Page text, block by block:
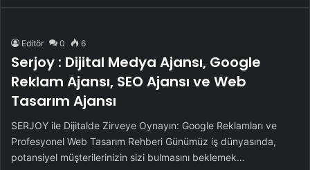
Editör 0 6
Serjoy : Dijital Medya Ajansı, Google
Reklam Ajansı, SEO Ajansı ve Web
Tasarım Ajansı
SERJOY ile Dijitalde Zirveye Oynayın: Google Reklamları ve
Profesyonel Web Tasarım Rehberi Günümüz iş dünyasında,
potansiyel müşterilerinizin sizi bulmasını beklemek…